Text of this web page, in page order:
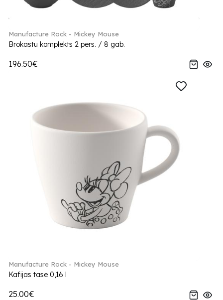
Manufacture Rock - Mickey Mouse
Brokastu komplekts 2 pers. / 8 gab.
196.50€
Manufacture Rock - Mickey Mouse
Kafijas tase 0,16 l
25.00€